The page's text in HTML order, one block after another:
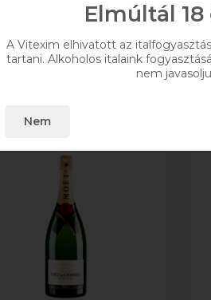
Raktáron
Elmúltál 18
A Vitexim elhivatott az
tartani. Alkoholos italaink
nem
Nem